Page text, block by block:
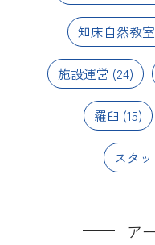
知床自然教室
施設運営 (24)
羅臼 (15)
スタ
ア